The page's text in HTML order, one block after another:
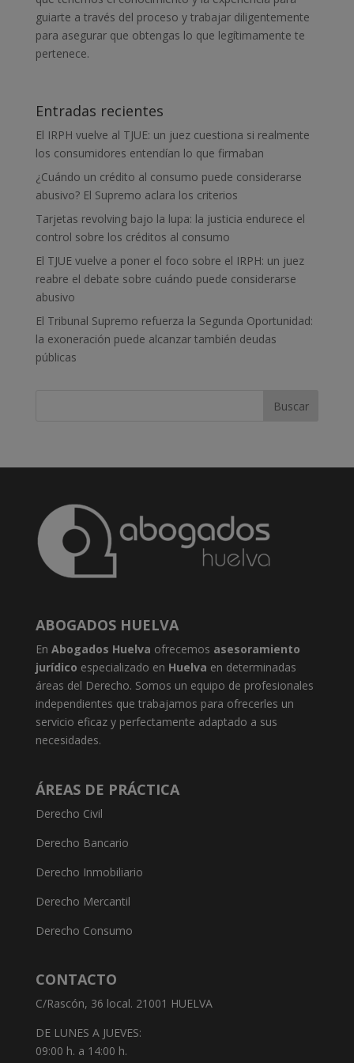
guiarte a través del proceso y trabajar diligentemente
para asegurar que obtengas lo que legítimamente te
pertenece.
Entradas recientes
El IRPH vuelve al TJUE: un juez cuestiona si realmente
los consumidores entendían lo que firmaban
¿Cuándo un crédito al consumo puede considerarse
abusivo? El Supremo aclara los criterios
Tarjetas revolving bajo la lupa: la justicia endurece el
control sobre los créditos al consumo
El TJUE vuelve a poner el foco sobre el IRPH: un juez
reabre el debate sobre cuándo puede considerarse
abusivo
El Tribunal Supremo refuerza la Segunda Oportunidad:
la exoneración puede alcanzar también deudas
públicas
ABOGADOS HUELVA
En Abogados Huelva ofrecemos asesoramiento
jurídico especializado en Huelva en determinadas
áreas del Derecho. Somos un equipo de profesionales
independientes que trabajamos para ofrecerles un
servicio eficaz y perfectamente adaptado a sus
necesidades.
ÁREAS DE PRÁCTICA
Derecho Civil
Derecho Bancario
Derecho Inmobiliario
Derecho Mercantil
Derecho Consumo
CONTACTO
C/Rascón, 36 local. 21001 HUELVA
DE LUNES A JUEVES:
09:00 h. a 14:00 h.